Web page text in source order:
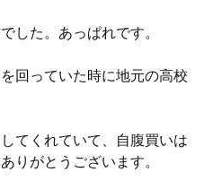
した。あっぱれです。
回っていた時に地元の高校
てくれていて、自腹買いは
りがとうございます。